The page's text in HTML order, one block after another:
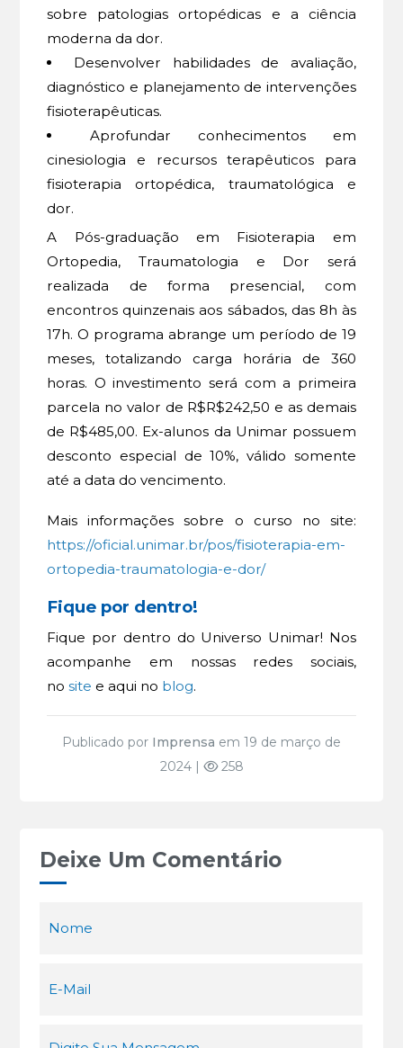
sobre patologias ortopédicas e a ciência
moderna da dor.
Desenvolver habilidades de avaliação,
diagnóstico e planejamento de intervenções
fisioterapêuticas.
Aprofundar conhecimentos em
cinesiologia e recursos terapêuticos para
fisioterapia ortopédica, traumatológica e
dor.
A Pós-graduação em Fisioterapia em
Ortopedia, Traumatologia e Dor será
realizada de forma presencial, com
encontros quinzenais aos sábados, das 8h às
17h. O programa abrange um período de 19
meses, totalizando carga horária de 360
horas. O investimento será com a primeira
parcela no valor de R$R$242,50 e as demais
de R$485,00. Ex-alunos da Unimar possuem
desconto especial de 10%, válido somente
até a data do vencimento.
Mais informações sobre o curso no site:
https://oficial.unimar.br/pos/fisioterapia-em-
ortopedia-traumatologia-e-dor/
Fique por dentro!
Fique por dentro do Universo Unimar! Nos
acompanhe em nossas redes sociais,
nosite e aqui no blog.
Publicado por Imprensa em 19 de março de
2024 |
258
Deixe Um Comentário